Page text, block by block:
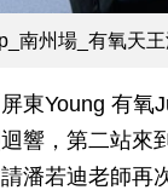
南州場_有氧天
東Young 有氧
響，第二站來
潘若迪老師再